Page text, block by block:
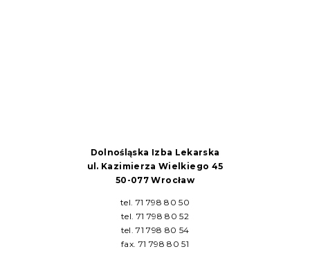
Dolnośląska Izba Lekarska
ul. Kazimierza Wielkiego 45
50-077 Wrocław
tel. 71 798 80 50
tel. 71 798 80 52
tel. 71 798 80 54
fax. 71 798 80 51